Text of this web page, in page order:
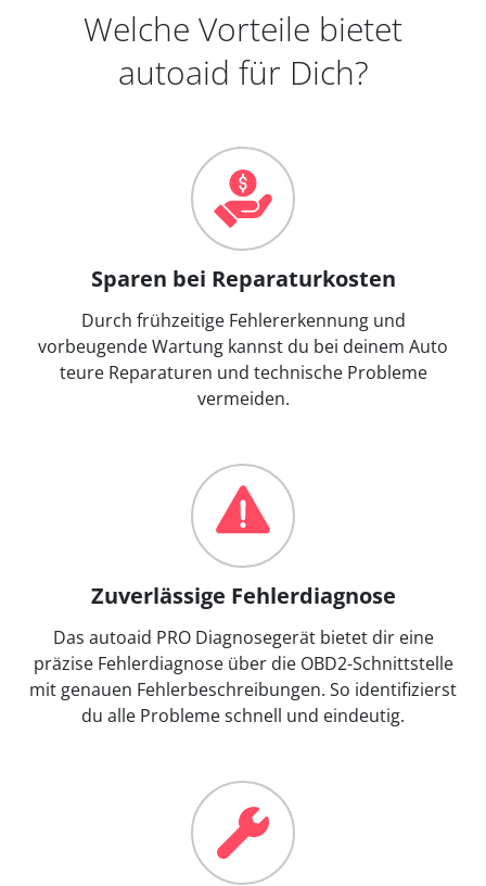
Welche Vorteile bietet
autoaid für Dich?
Sparen bei Reparaturkosten
Durch frühzeitige Fehlererkennung und
vorbeugende Wartung kannst du bei deinem Auto
teure Reparaturen und technische Probleme
vermeiden.
Zuverlässige Fehlerdiagnose
Das autoaid PRO Diagnosegerät bietet dir eine
präzise Fehlerdiagnose über die OBD2-Schnittstelle
mit genauen Fehlerbeschreibungen. So identifizierst
du alle Probleme schnell und eindeutig.